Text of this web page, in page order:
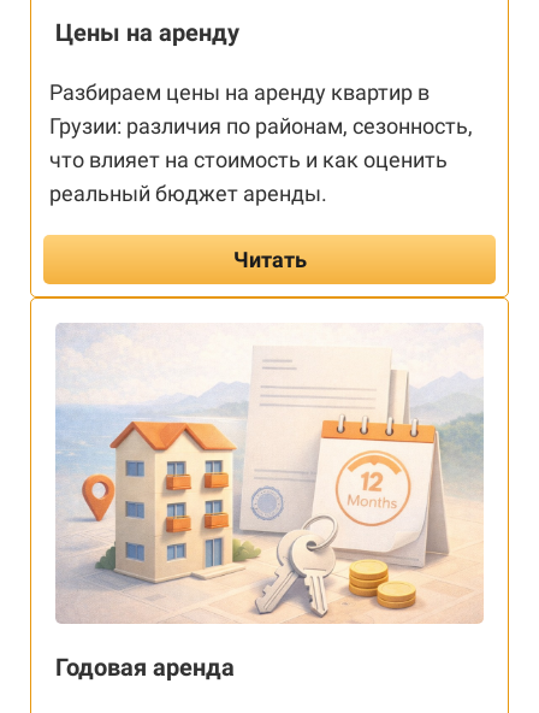
Цены на аренду
Разбираем цены на аренду квартир в
Грузии: различия по районам, сезонность,
что влияет на стоимость и как оценить
реальный бюджет аренды.
Читать
Годовая аренда